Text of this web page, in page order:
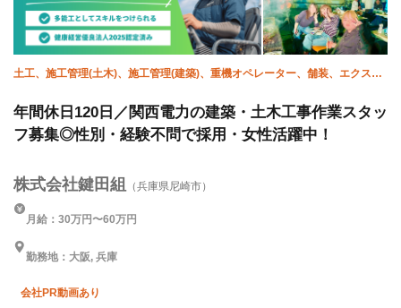
土工、施工管理(土木)、施工管理(建築)、重機オペレーター、舗装、エクステ
年間休日120日／関西電力の建築・土木工事作業スタッ
フ募集◎性別・経験不問で採用・女性活躍中！
株式会社鍵田組 （兵庫県尼崎市）
月給：30万円〜60万円
勤務地：大阪, 兵庫
会社PR動画あり